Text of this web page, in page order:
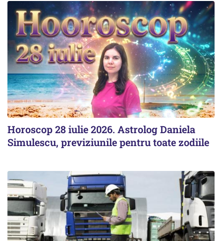
Horoscop 28 iulie 2026. Astrolog Daniela
Simulescu, previziunile pentru toate zodiile